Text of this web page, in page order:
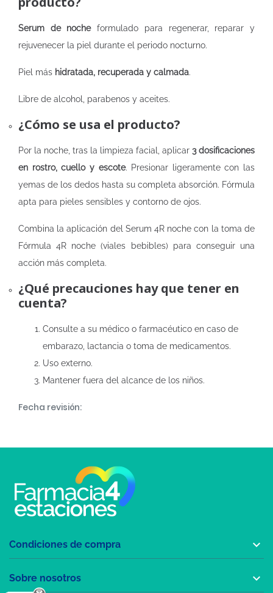
Serum de nocheformulado para regenerar, reparar y
rejuvenecer la piel durante el periodo nocturno.
Piel más hidratada, recuperada y calmada.
Libre de alcohol, parabenos y aceites.
¿Cómo se usa el producto?
Por la noche, tras la limpieza facial, aplicar 3 dosificaciones
en rostro, cuello y escote. Presionar ligeramente con las
yemas de los dedos hasta su completa absorción. Fórmula
apta para pieles sensibles y contorno de ojos.
Combina la aplicación del Serum 4R noche con la toma de
Fórmula 4R noche (viales bebibles) para conseguir una
acción más completa.
¿Qué precauciones hay que tener en
cuenta?
Consulte a su médico o farmacéutico en caso de
embarazo, lactancia o toma de medicamentos.
Uso externo.
Mantener fuera del alcance de los niños.
Fecha revisión:
Condiciones de compra 
Sobre nosotros 